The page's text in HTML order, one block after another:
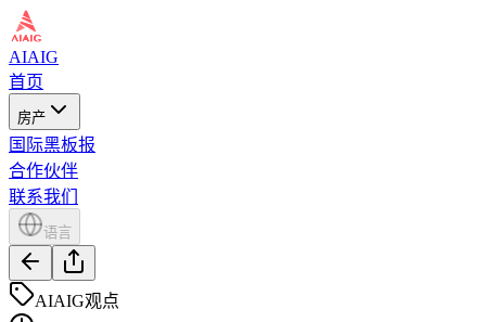
AIAIG
首页
房产
国际黑板报
合作伙伴
联系我们
语言
AIAIG观点